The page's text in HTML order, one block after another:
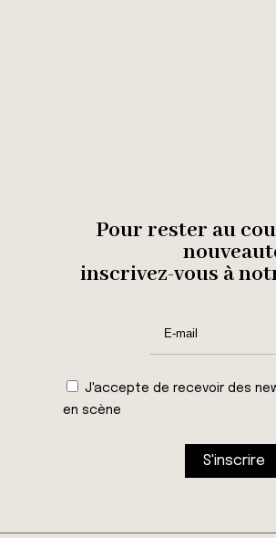
Pour rester au
inscrivez-vous à
J'accepte de recevoir des
en scène